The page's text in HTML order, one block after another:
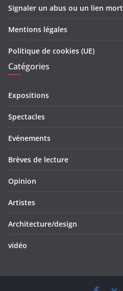
Signaler un abus ou un lien mort
Mentions légales
Politique de cookies (UE)
Catégories
Expositions
Spectacles
Evénements
Brèves de lecture
Opinion
Artistes
Architecture/design
vidéo